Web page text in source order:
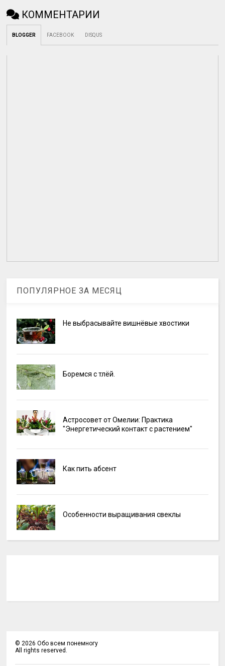
КОММЕНТАРИИ
BLOGGER FACEBOOK DISQUS
ПОПУЛЯРНОЕ ЗА МЕСЯЦ
Не выбрасывайте вишнёвые хвостики
Боремся с тлёй.
Астросовет от Омелии: Практика
"Энергетический контакт с растением"
Как пить абсент
Особенности выращивания свеклы
© 2026 Обо всем понемногу
All rights reserved.